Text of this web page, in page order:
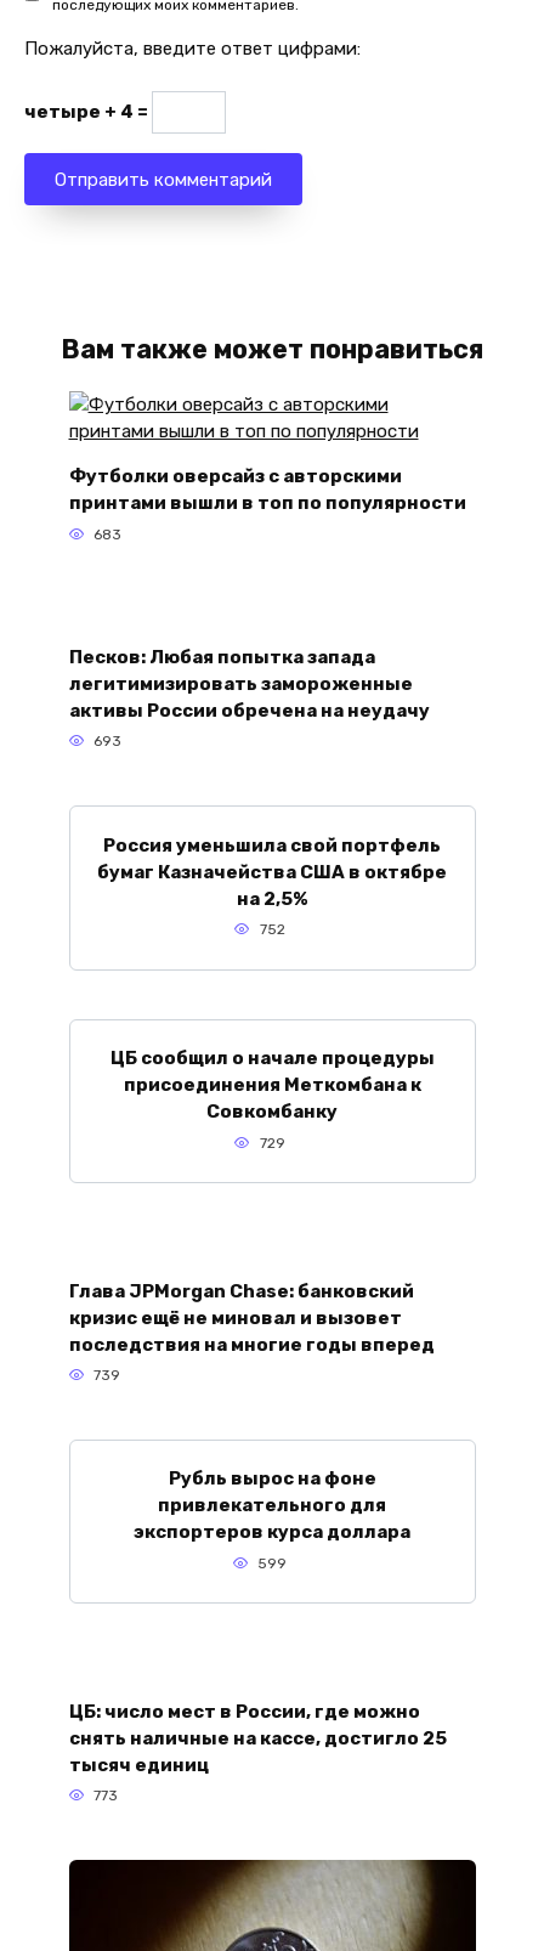
последующих моих комментариев.
Пожалуйста, введите ответ цифрами:
четыре + 4 =
Вам также может понравиться
Футболки оверсайз с авторскими
принтами вышли в топ по популярности
683
Песков: Любая попытка запада
легитимизировать замороженные
активы России обречена на неудачу
693
Россия уменьшила свой портфель
бумаг Казначейства США в октябре
на 2,5%
752
ЦБ сообщил о начале процедуры
присоединения Меткомбана к
Совкомбанку
729
Глава JPMorgan Chase: банковский
кризис ещё не миновал и вызовет
последствия на многие годы вперед
739
Рубль вырос на фоне
привлекательного для
экспортеров курса доллара
599
ЦБ: число мест в России, где можно
снять наличные на кассе, достигло 25
тысяч единиц
773